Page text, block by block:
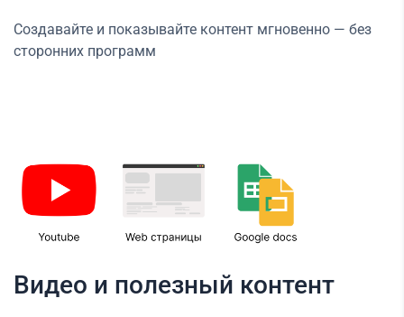
Создавайте и показывайте контент мгновенно — без
сторонних программ
Видео и полезный контент